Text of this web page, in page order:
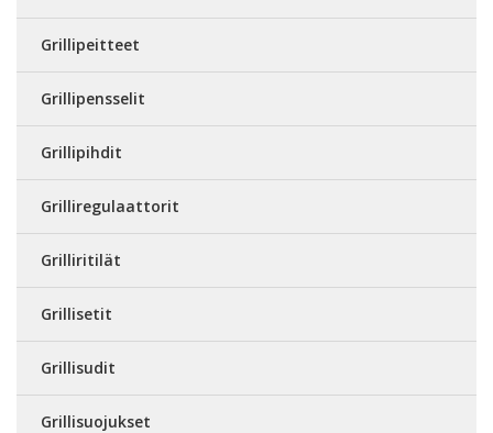
Grillipeitteet
Grillipensselit
Grillipihdit
Grilliregulaattorit
Grilliritilät
Grillisetit
Grillisudit
Grillisuojukset